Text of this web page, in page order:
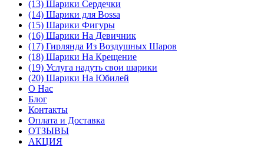
(13) Шарики Сердечки
(14) Шарики для Воssa
(15) Шарики Фигуры
(16) Шарики На Девичник
(17) Гирлянда Из Воздушных Шаров
(18) Шарики На Крещение
(19) Услуга надуть свои шарики
(20) Шарики На Юбилей
О Нас
Блог
Контакты
Оплата и Доставка
ОТЗЫВЫ
АКЦИЯ